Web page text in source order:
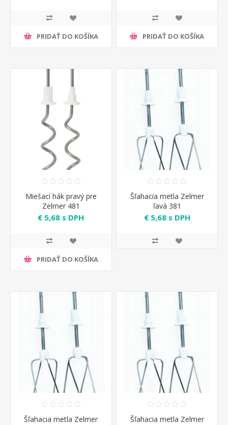
PRIDAŤ DO KOŠÍKA PRIDAŤ DO KOŠÍKA
Miešací hák pravý pre
Zelmer 481
€ 5,68 s DPH
PRIDAŤ DO KOŠÍKA
Šľahacia metla Zelmer
ľavá 381
€ 5,68 s DPH
Šľahacia metla Zelmer
Šľahacia metla Zelmer